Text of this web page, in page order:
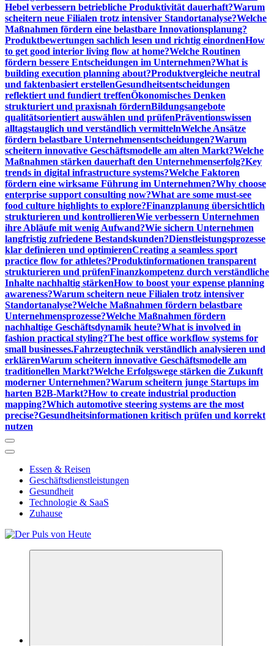
Hebel verbessern betriebliche Produktivität dauerhaft?Warum
scheitern neue Filialen trotz intensiver Standortanalyse?Welche
Maßnahmen fördern eine belastbare Innovationsplanung?
Produktbewertungen sachlich lesen und richtig einordnenHow
to get good interior living flow at home?Welche Routinen
fördern bessere Entscheidungen im Unternehmen?What is
building execution planning about?Produktvergleiche neutral
und faktenbasiert erstellenGesundheitsentscheidungen
reflektiert und fundiert treffenÖkonomisches Denken
strukturiert und praxisnah fördernBildungsangebote
qualitätsorientiert auswählen und prüfenPräventionswissen
alltagstauglich und verständlich vermittelnWelche Ansätze
fördern belastbare Unternehmensentscheidungen?Warum
scheitern innovative Geschäftsmodelle am alten Markt?Welche
Maßnahmen stärken dauerhaft den Unternehmenserfolg?Key
trends in digital infrastructure systems?Welche Faktoren
fördern eine wirksame Führung im Unternehmen?Why choose
enterprise support consulting now?What are some must-see
food culture highlights to explore?Finanzplanung übersichtlich
strukturieren und kontrollierenWie verbessern Unternehmen
ihre Abläufe mit wenig Aufwand?Wie sichern Unternehmen
langfristig zufriedene Bestandskunden?Dienstleistungsprozesse
klar definieren und optimierenCreating a seamless sport
practice flow for athletes?Produktinformationen transparent
strukturieren und prüfenFinanzkompetenz durch verständliche
Inhalte nachhaltig stärkenHow to boost your expense planning
awareness?Warum scheitern neue Filialen trotz intensiver
Standortanalyse?Welche Maßnahmen fördern belastbare
Unternehmensprozesse?Welche Maßnahmen fördern
nachhaltige Geschäftsdynamik heute?What is involved in
fashion practical styling?The best office workflow systems for
small businesses.Fahrzeugtechnik verständlich analysieren und
erklärenWarum scheitern innovative Geschäftsmodelle am
traditionellen Markt?Welche Erfolgswege stärken die Zukunft
moderner Unternehmen?Warum scheitern junge Startups im
harten B2B-Markt?How to create industrial production
mapping?Which automotive steering systems are the most
precise?Gesundheitsinformationen kritisch prüfen und korrekt
nutzen
Essen & Reisen
Geschäftsdienstleistungen
Gesundheit
Technologie & SaaS
Zuhause
Meldungen die Resonanz finden